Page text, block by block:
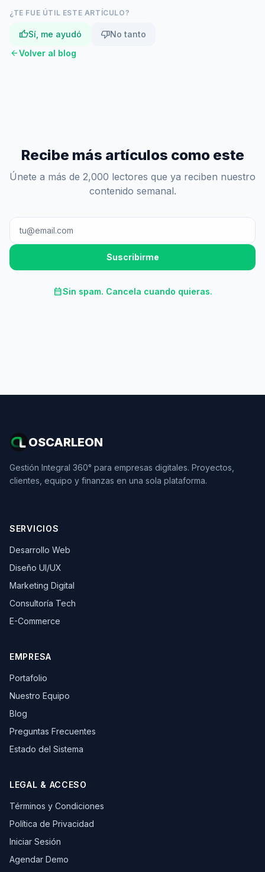
¿TE FUE ÚTIL ESTE ARTÍCULO?
thumb_upSí, me ayudó thumb_downNo tanto
arrow_backVolver al blog
Recibe más artículos como este
Únete a más de 2,000 lectores que ya reciben nuestro
contenido semanal.
Suscribirme
calendar_monthSin spam. Cancela cuando quieras.
OSCARLEON
Gestión Integral 360° para empresas digitales. Proyectos,
clientes, equipo y finanzas en una sola plataforma.
SERVICIOS
Desarrollo Web
Diseño UI/UX
Marketing Digital
Consultoría Tech
E-Commerce
EMPRESA
Portafolio
Nuestro Equipo
Blog
Preguntas Frecuentes
Estado del Sistema
LEGAL & ACCESO
Términos y Condiciones
Política de Privacidad
Iniciar Sesión
Agendar Demo